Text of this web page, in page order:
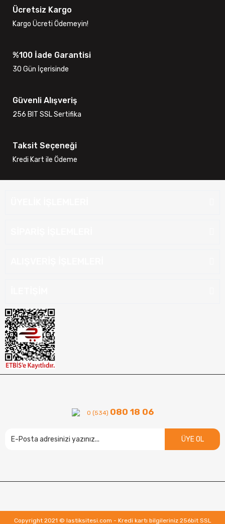
Ücretsiz Kargo
Kargo Ücreti Ödemeyin!
%100 İade Garantisi
30 Gün İçerisinde
Güvenli Alışveriş
256 BIT SSL Sertifika
Taksit Seçeneği
Kredi Kart ile Ödeme
0 (534) 080 18 06
ÜYE OL
Copyright 2021 © lastiksitesi.com - Kredi kartı bilgileriniz 256bit SSL